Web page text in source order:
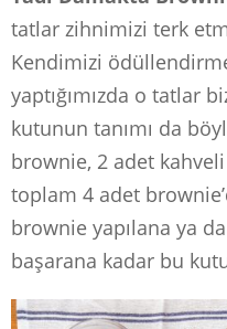
tatlar zihnimizi terk
Kendimizi
yaptığımızda o tatlar
kutunun tanımı da
brownie, 2 adet
toplam 4 adet
brownie yapılana ya
başarana kadar bu